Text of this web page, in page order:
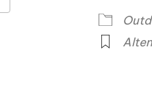
Google Kalender